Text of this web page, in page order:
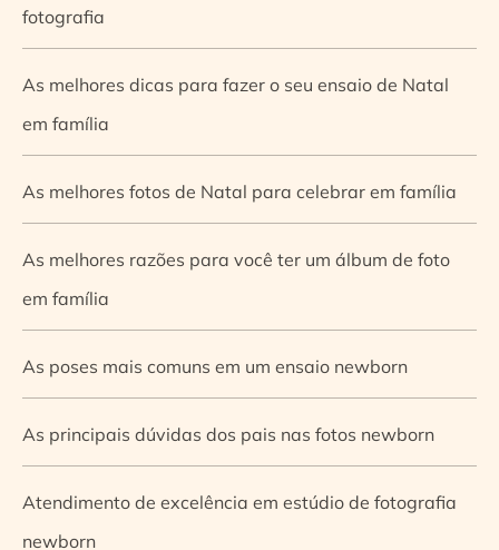
fotografia
As melhores dicas para fazer o seu ensaio de Natal
em família
As melhores fotos de Natal para celebrar em família
As melhores razões para você ter um álbum de foto
em família
As poses mais comuns em um ensaio newborn
As principais dúvidas dos pais nas fotos newborn
Atendimento de excelência em estúdio de fotografia
newborn